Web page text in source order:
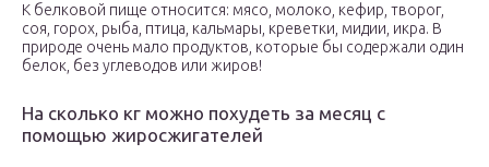
К белковой пище относится: мясо, молоко, кефир, творог,
соя, горох, рыба, птица, кальмары, креветки, мидии, икра. В
природе очень мало продуктов, которые бы содержали один
белок, без углеводов или жиров!
На сколько кг можно похудеть за месяц с
помощью жиросжигателей